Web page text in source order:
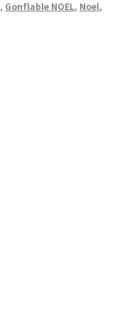
, Gonflable NOEL, Noel,